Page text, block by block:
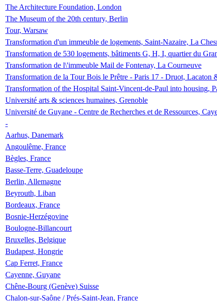
The Architecture Foundation, London
The Museum of the 20th century, Berlin
Tour, Warsaw
Transformation d'un immeuble de logements, Saint-Nazaire, La
Transformation de 530 logements, bâtiments G, H, I, quartier du
Transformation de l\'immeuble Mail de Fontenay, La Courneuve
Transformation de la Tour Bois le Prêtre - Paris 17 - Druot, Lacaton
Transformation of the Hospital Saint-Vincent-de-Paul into housing,
Université arts & sciences humaines, Grenoble
Université de Guyane - Centre de Recherches et de Ressources,
-
Aarhus, Danemark
Angoulême, France
Bègles, France
Basse-Terre, Guadeloupe
Berlin, Allemagne
Beyrouth, Liban
Bordeaux, France
Bosnie-Herzégovine
Boulogne-Billancourt
Bruxelles, Belgique
Budapest, Hongrie
Cap Ferret, France
Cayenne, Guyane
Chêne-Bourg (Genève) Suisse
Chalon-sur-Saône / Prés-Saint-Jean, France